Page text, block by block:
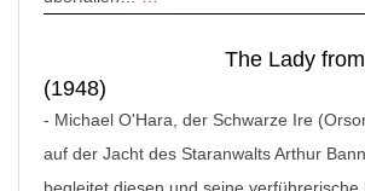
The Lady
(1948)
- Michael O'Hara, der Schwarze Ire
auf der Jacht des Staranwalts Arthur